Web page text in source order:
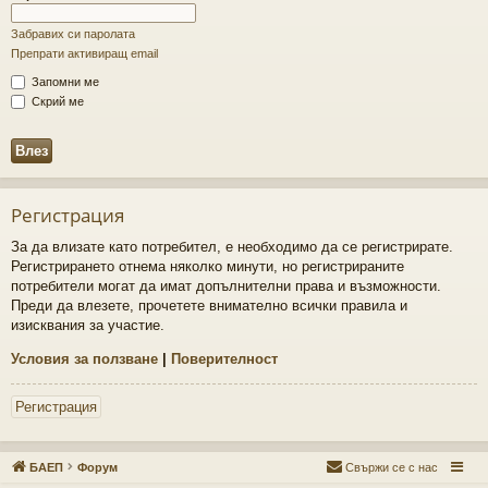
Забравих си паролата
Препрати активиращ email
Запомни ме
Скрий ме
Регистрация
За да влизате като потребител, е необходимо да се регистрирате.
Регистрирането отнема няколко минути, но регистрираните
потребители могат да имат допълнителни права и възможности.
Преди да влезете, прочетете внимателно всички правила и
изисквания за участие.
Условия за ползване | Поверителност
Регистрация
БАЕП Форум Свържи се с нас